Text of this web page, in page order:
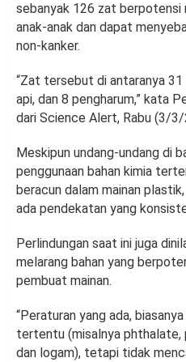
sebanyak 126 zat berpotensi
anak-anak dan dapat
non-kanker.
“Zat tersebut di antaranya
api, dan 8 pengharum,” kata
dari Science Alert, Rabu (3/
Meskipun undang-undang di
penggunaan bahan kimia
beracun dalam mainan
ada pendekatan yang
Perlindungan saat ini juga
melarang bahan yang
pembuat mainan.
“Peraturan yang ada,
tertentu (misalnya phthalate,
dan logam), tetapi tidak